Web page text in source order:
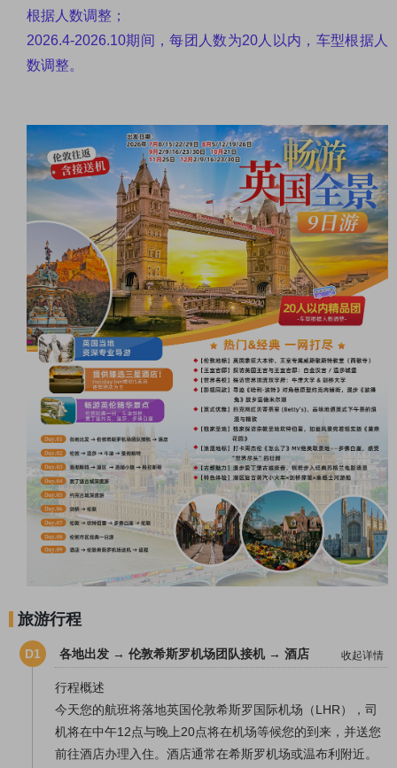
★【怀旧之旅】搭上复古氛围感满分的
穿越百年的怀旧之旅！
★【经典齐打卡
根据人数调整；
2026.4-2026.10期间，每团人数为20 人以内，车型根据人
数调整。
旅游行程
D1 各地出发 → 伦敦希斯罗机场团队接机 → 酒店 收起详情
行程概述
今天您的航班将落地英国伦敦希斯罗国际机场（LHR），司
机将在中午12点与晚上20点将在机场等候您的到来，并送您
前往酒店办理入住。酒店通常在希斯罗机场或温布利附近。